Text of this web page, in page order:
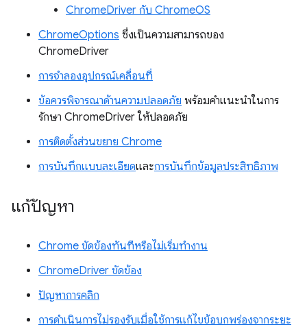
ChromeDriver กับ ChromeOS
ChromeOptions ซึ่งเป็นความสามารถของ
ChromeDriver
การจําลองอุปกรณ์เคลื่อนที่
ข้อควรพิจารณาด้านความปลอดภัย พร้อมคําแนะนําในการ
รักษา ChromeDriver ให้ปลอดภัย
การติดตั้งส่วนขยาย Chrome
การบันทึกแบบละเอียดและการบันทึกข้อมูลประสิทธิภาพ
แก้ปัญหา
Chrome ขัดข้องทันทีหรือไม่เริ่มทำงาน
ChromeDriver ขัดข้อง
ปัญหาการคลิก
การดำเนินการไม่รองรับเมื่อใช้การแก้ไขข้อบกพร่องจากระยะ